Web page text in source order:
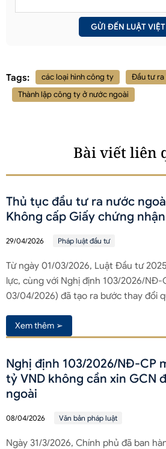
Tags: các loại hình công ty Đầu tư ra
Thành lập công ty ở nước ngoài
Bài viết liên
Thủ tục đầu tư ra nước
Không cấp Giấy chứng nhận
29/04/2026 Pháp luật đầu tư
Từ ngày 01/03/2026, Luật Đầu tư
lực, cùng với Nghị định 103/2026/NĐ-
03/04/2026) đã tạo ra bước thay đổi
Xem thêm ➢
Nghị định 103/2026/NĐ-CP
tỷ VND không cần xin GCN
ngoài
08/04/2026 Văn bản pháp luật
Ngày 31/3/2026, Chính phủ đã ban